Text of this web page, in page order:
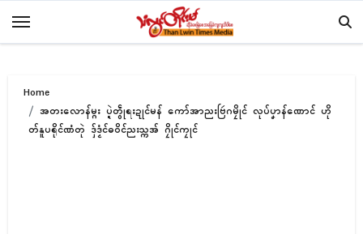
Home
အတးလောန်မ္ဂး ပ္ဍဲတွဵုရးဍုၚ်မန် ကော်အာညးဗြဴဂမၠိုၚ် လုပ်ပၞာန်ဏောၚ် ဟို
တ်နူပရိုၚ်ဏံတုဲ ဒှ်ဒၟံၚ်ဓဝိၚ်ညးသ္ကအ် ဂၠိုၚ်ကၠုၚ်